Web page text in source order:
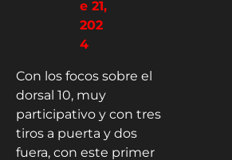
e 21,
202
4
Con los focos sobre el
dorsal 10, muy
participativo y con tres
tiros a puerta y dos
fuera, con este primer